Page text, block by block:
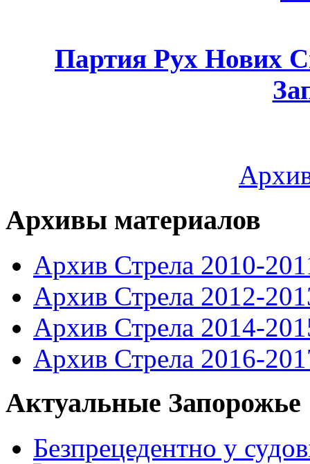
Партия Рух Нових
Архивы материалов
Архив Стрела 2010-
Архив Стрела 2012-
Архив Стрела 2014-
Архив Стрела 2016-
Актуальные Запорожье
Безпрецедентно у